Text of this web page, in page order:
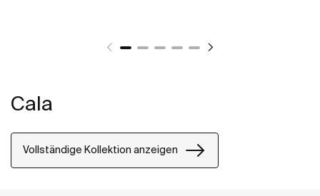
Cala
Vollständige Kollektion anzeigen